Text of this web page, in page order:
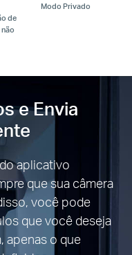
de
Modo Privado
e Envia
aplicativo
que sua câmera
você pode
que você deseja
apenas o que